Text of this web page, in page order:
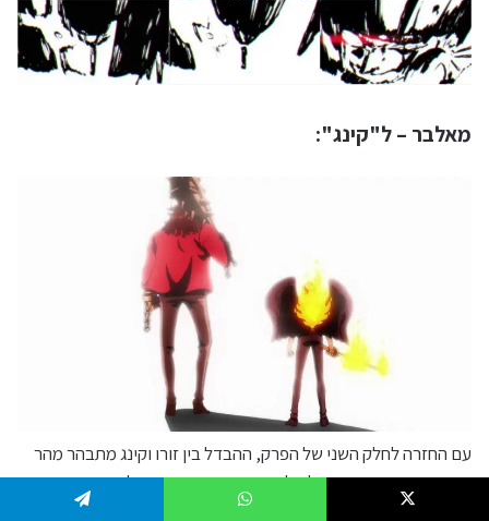
מאלבר – ל"קינג":
עם החזרה לחלק השני של הפרק, ההבדל בין זורו וקינג מתבהר מהר
מאוד: קינג הוא זורו, אבל מלפני שנזכר בעצמו. רגע לפני הקפיצה
לעבר של קינג, אנחנו רואים אותו נזכר בהבטחות של זורו לקפטן